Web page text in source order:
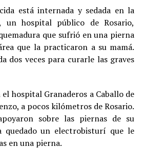
está internada y sedada en la
un hospital público de Rosario,
que sufrió en una pierna
que la practicaron a su mamá.
dos veces para curarle las graves
hospital Granaderos a Caballo de
a pocos kilómetros de Rosario.
sobre las piernas de su
quedado un electrobisturí que le
en una pierna.